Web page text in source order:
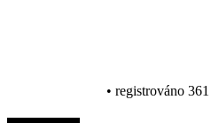
• registrováno 361